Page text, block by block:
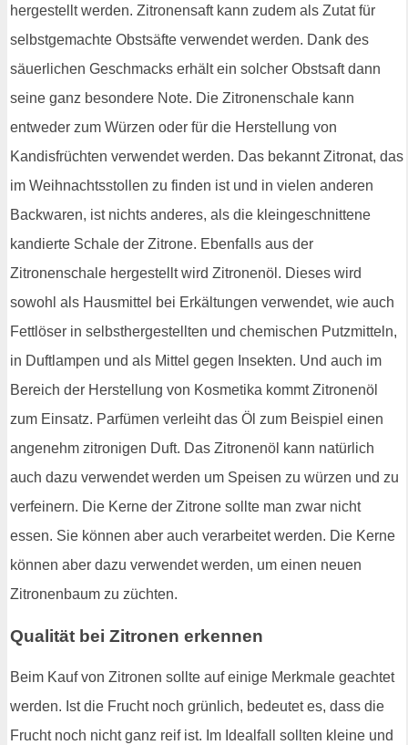
hergestellt werden. Zitronensaft kann zudem als Zutat für
selbstgemachte Obstsäfte verwendet werden. Dank des
säuerlichen Geschmacks erhält ein solcher Obstsaft dann
seine ganz besondere Note. Die Zitronenschale kann
entweder zum Würzen oder für die Herstellung von
Kandisfrüchten verwendet werden. Das bekannt Zitronat, das
im Weihnachtsstollen zu finden ist und in vielen anderen
Backwaren, ist nichts anderes, als die kleingeschnittene
kandierte Schale der Zitrone. Ebenfalls aus der
Zitronenschale hergestellt wird Zitronenöl. Dieses wird
sowohl als Hausmittel bei Erkältungen verwendet, wie auch
Fettlöser in selbsthergestellten und chemischen Putzmitteln,
in Duftlampen und als Mittel gegen Insekten. Und auch im
Bereich der Herstellung von Kosmetika kommt Zitronenöl
zum Einsatz. Parfümen verleiht das Öl zum Beispiel einen
angenehm zitronigen Duft. Das Zitronenöl kann natürlich
auch dazu verwendet werden um Speisen zu würzen und zu
verfeinern. Die Kerne der Zitrone sollte man zwar nicht
essen. Sie können aber auch verarbeitet werden. Die Kerne
können aber dazu verwendet werden, um einen neuen
Zitronenbaum zu züchten.
Qualität bei Zitronen erkennen
Beim Kauf von Zitronen sollte auf einige Merkmale geachtet
werden. Ist die Frucht noch grünlich, bedeutet es, dass die
Frucht noch nicht ganz reif ist. Im Idealfall sollten kleine und